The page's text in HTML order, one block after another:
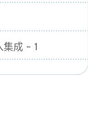
集成 - 1